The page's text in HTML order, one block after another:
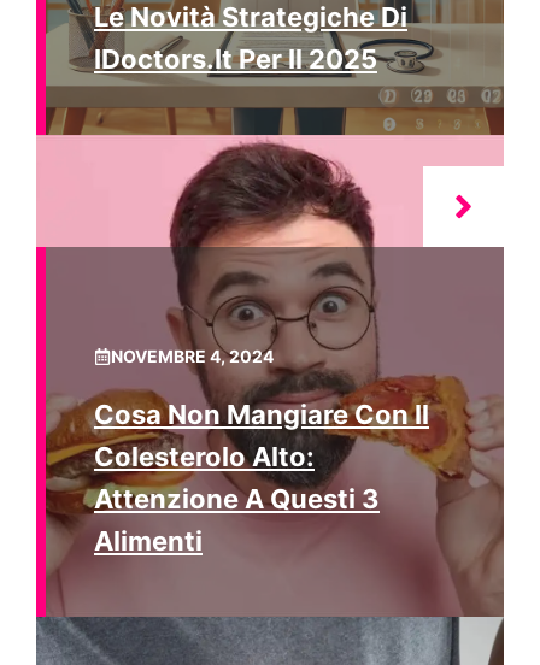
Le Novità Strategiche Di
IDoctors.it Per Il 2025
NOVEMBRE 4, 2024
Cosa Non Mangiare Con Il
Colesterolo Alto:
Attenzione A Questi 3
Alimenti